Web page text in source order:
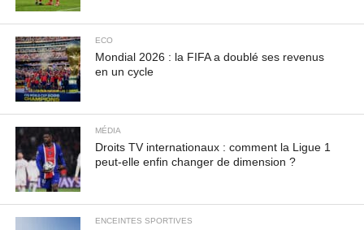
ECO
Mondial 2026 : la FIFA a doublé ses revenus
en un cycle
MÉDIA
Droits TV internationaux : comment la Ligue 1
peut-elle enfin changer de dimension ?
ENCEINTES SPORTIVES